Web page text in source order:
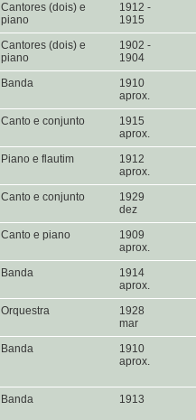
Cantores (dois) e
piano
1912 -
1915
Cantores (dois) e
piano
1902 -
1904
Banda
1910
aprox.
Canto e conjunto
1915
aprox.
Piano e flautim
1912
aprox.
Canto e conjunto
1929
dez
Canto e piano
1909
aprox.
Banda
1914
aprox.
Orquestra
1928
mar
Banda
1910
aprox.
Banda 1913